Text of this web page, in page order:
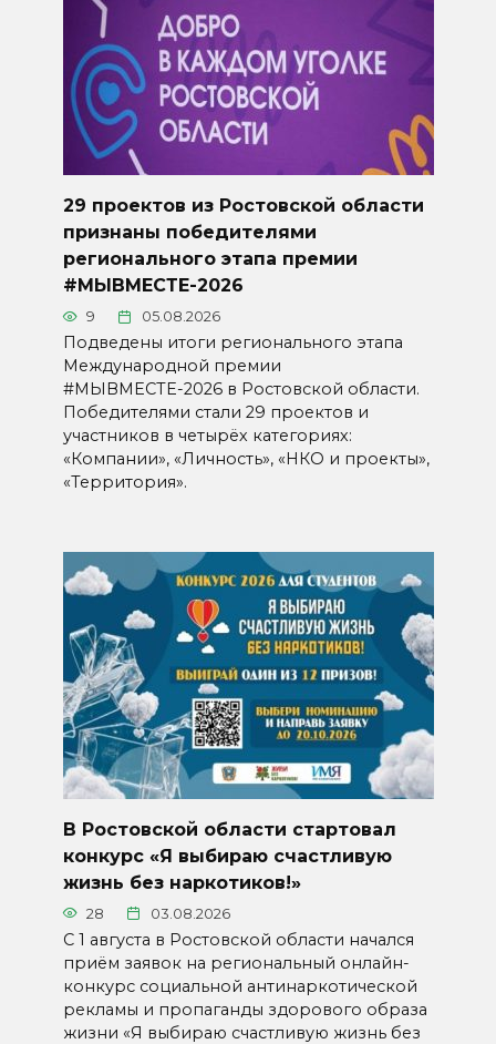
29 проектов из Ростовской области
признаны победителями
регионального этапа премии
#МЫВМЕСТЕ-2026
9 05.08.2026
Подведены итоги регионального этапа
Международной премии
#МЫВМЕСТЕ-2026 в Ростовской области.
Победителями стали 29 проектов и
участников в четырёх категориях:
«Компании», «Личность», «НКО и проекты»,
«Территория».
В Ростовской области стартовал
конкурс «Я выбираю счастливую
жизнь без наркотиков!»
28 03.08.2026
С 1 августа в Ростовской области начался
приём заявок на региональный онлайн-
конкурс социальной антинаркотической
рекламы и пропаганды здорового образа
жизни «Я выбираю счастливую жизнь без